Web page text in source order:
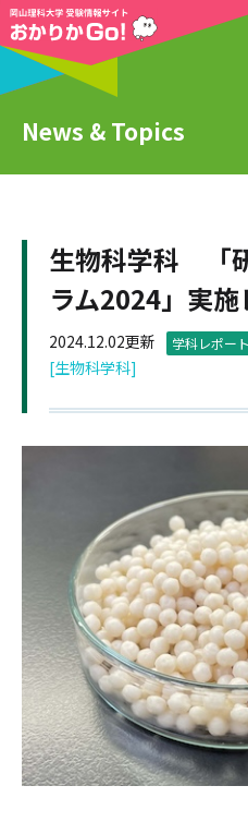
News & Topics
生物科学科 「
ラム2024」実
2024.12.02更新 学科レポート
[生物科学科]